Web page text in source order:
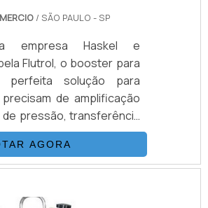
/ SÃO PAULO - SP
empresa Haskel e
Flutrol, o booster para
solução para
de amplificação
pressão, transferência
e outras funções
booster gases. Com
ar comprimido, o booster
hidropneumáticas,
AGORA